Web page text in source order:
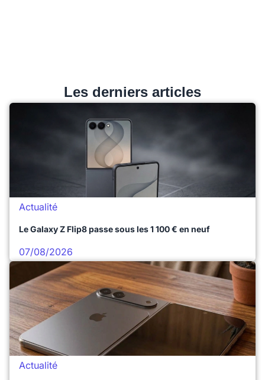
Les derniers articles
Actualité
Le Galaxy Z Flip8 passe sous les 1 100 € en neuf
07/08/2026
Actualité